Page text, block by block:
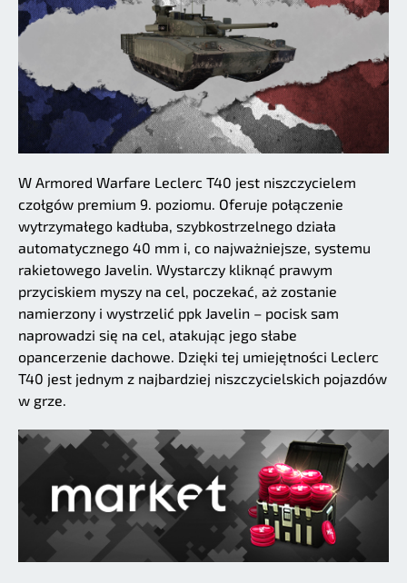
W Armored Warfare Leclerc T40 jest niszczycielem
czołgów premium 9. poziomu. Oferuje połączenie
wytrzymałego kadłuba, szybkostrzelnego działa
automatycznego 40 mm i, co najważniejsze, systemu
rakietowego Javelin. Wystarczy kliknąć prawym
przyciskiem myszy na cel, poczekać, aż zostanie
namierzony i wystrzelić ppk Javelin – pocisk sam
naprowadzi się na cel, atakując jego słabe
opancerzenie dachowe. Dzięki tej umiejętności Leclerc
T40 jest jednym z najbardziej niszczycielskich pojazdów
w grze.